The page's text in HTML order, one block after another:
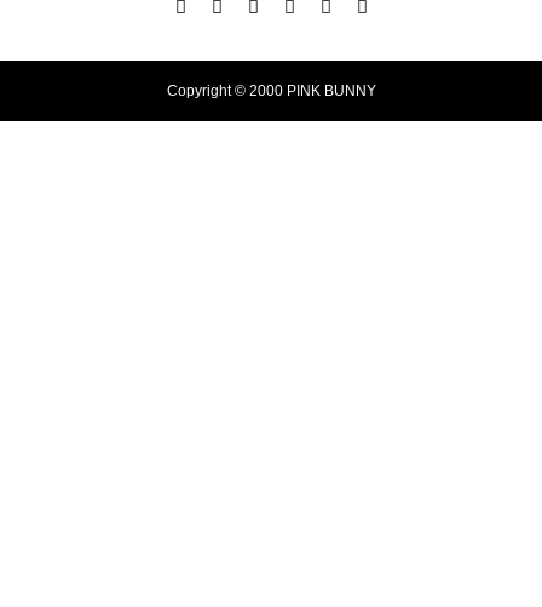
Copyright © 2000 PINK BUNNY